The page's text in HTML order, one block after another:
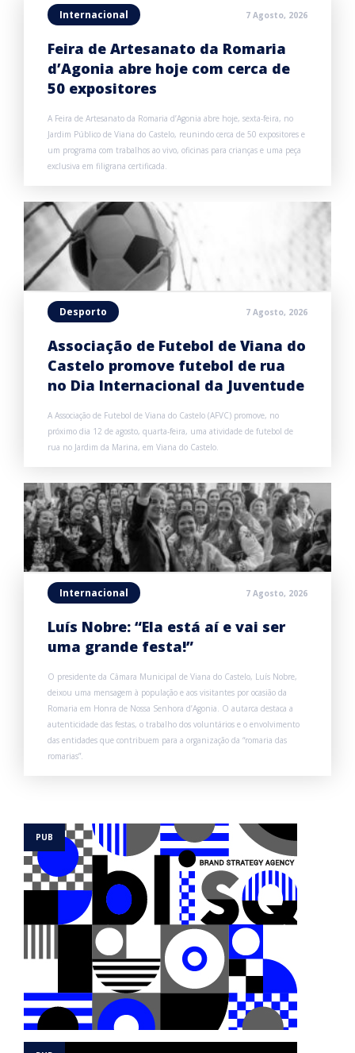
Internacional 7 Agosto, 2026
Feira de Artesanato da Romaria
d’Agonia abre hoje com cerca de
50 expositores
A Feira de Artesanato da Romaria d’Agonia abre hoje, sexta-feira, no
Jardim Público de Viana do Castelo, reunindo cerca de 50 expositores e
um programa com trabalhos ao vivo, oficinas para crianças e uma peça
exclusiva em filigrana certificada.
Desporto 7 Agosto, 2026
Associação de Futebol de Viana do
Castelo promove futebol de rua
no Dia Internacional da Juventude
A Associação de Futebol de Viana do Castelo (AFVC) promove, no
próximo dia 12 de agosto, quarta-feira, uma atividade de futebol de
rua no Jardim da Marina, em Viana do Castelo.
Internacional 7 Agosto, 2026
Luís Nobre: “Ela está aí e vai ser
uma grande festa!”
O presidente da Câmara Municipal de Viana do Castelo, Luís Nobre,
deixou uma mensagem à população e aos visitantes por ocasião da
Romaria em Honra de Nossa Senhora d’Agonia. O autarca destaca a
autenticidade das festas, o trabalho dos voluntários e o envolvimento
das entidades que contribuem para a organização da “romaria das
romarias”.